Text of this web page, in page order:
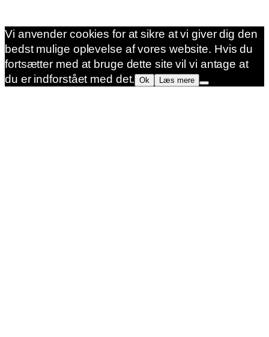
Vi anvender cookies for at sikre at vi giver dig den
bedst mulige oplevelse af vores website. Hvis du
fortsætter med at bruge dette site vil vi antage at
du er indforstået med det. Ok Læs mere